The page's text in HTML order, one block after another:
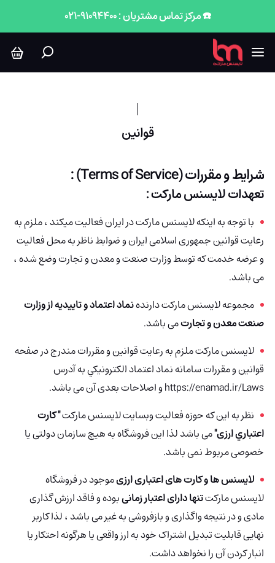
☎️ مرکز تماس مشتریان : 91094400-021
قوانین
شرایط و مقررات (Terms of Service) :
تعهدات لایسنس مارکت :
با توجه به اینکه لایسنس مارکت در ایران فعالیت میکند ، ملزم به
رعايت قوانین جمهوری اسلامی ایران و ضوابط ناظر به محل فعالیت
و عرضه خدمت که توسط وزارت صنعت و معدن و تجارت وضع شده ،
می باشد.
مجموعه لایسنس مارکت دارندهنماد اعتماد و تاییدیه از وزارت
صنعت معدن و تجارتمی باشد.
لایسنس مارکت ملزم به رعایت قوانین و مقررات مندرج در صفحه
قوانين و مقررات سامانه نماد اعتماد الكترونيكي به آدرس
https://enamad.ir/Laws و اصلاحات بعدی آن می باشد.
نظر به این که حوزه فعالیت وبسایت لایسنس مارکت" کارت
اعتباري ارزی"می باشد لذا این فروشگاه به هیچ سازمان‌ دولتی یا
خصوصی مربوط نمی باشد.
لایسنس ها و کارت های اعتباری ارزیموجود در فروشگاه
لایسنس مارکتتنها دارای اعتبار زمانیبوده و فاقد ارزش گذاری
مادی و در نتیجه واگذاری و بازفروشی به غیر می باشد ، لذا کاربر
نهایی قابلیت تبدیل اشتراک خود به ارز واقعی یا هرگونه احتکار یا
انبار کردن آن را نخواهد داشت.